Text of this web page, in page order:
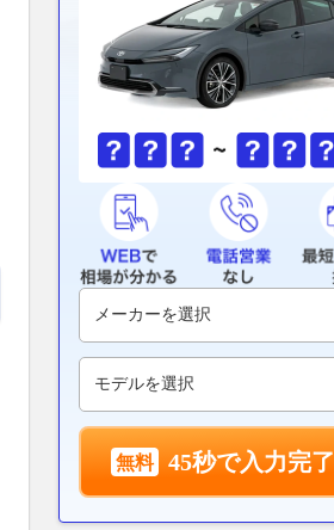
45秒で入力完了